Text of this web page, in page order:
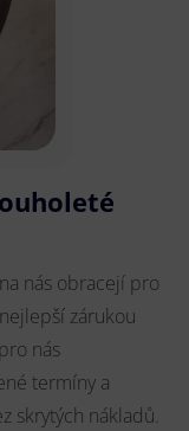
nás obracejí pro
zárukou
nás
termíny a
skrytých nákladů.